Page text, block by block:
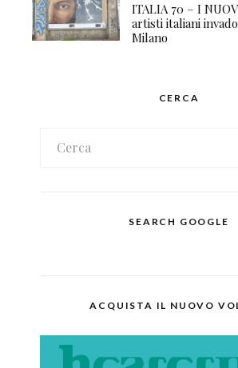
ITALIA 70 – I
artisti italiani
Milano
CERCA
SEARCH GOOGLE
ACQUISTA IL NUOVO